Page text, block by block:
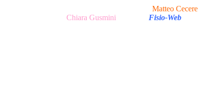
Matteo Cecere
Chiara Gusmini Fisio-Web